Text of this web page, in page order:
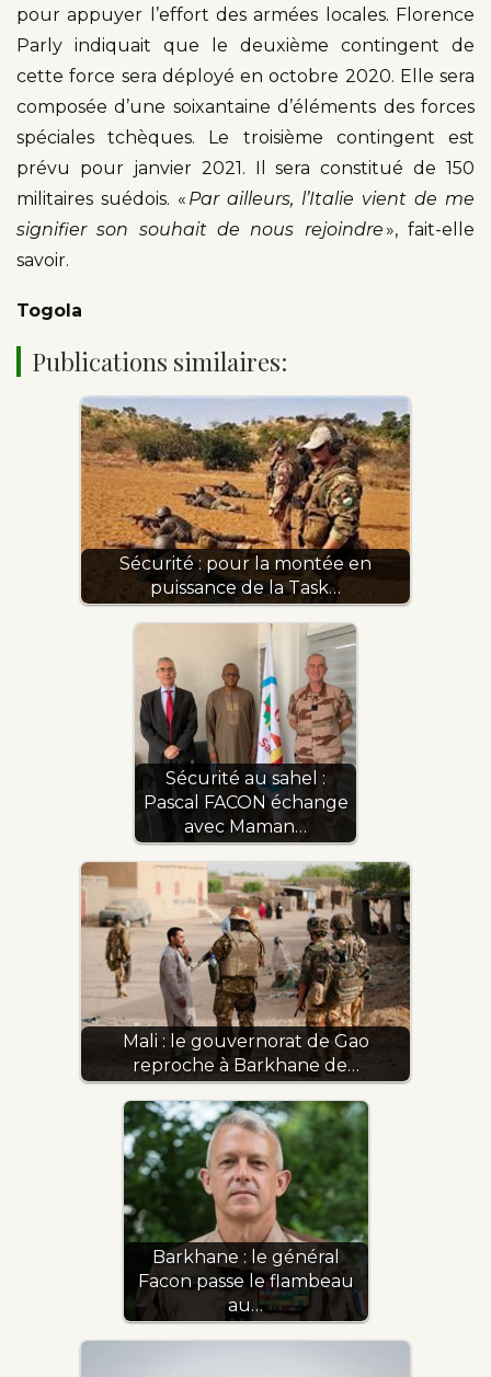
pour appuyer l’effort des armées locales. Florence
Parly indiquait que le deuxième contingent de
cette force sera déployé en octobre 2020. Elle sera
composée d’une soixantaine d’éléments des forces
spéciales tchèques. Le troisième contingent est
prévu pour janvier 2021. Il sera constitué de 150
militaires suédois. « Par ailleurs, l’Italie vient de me
signifier son souhait de nous rejoindre», fait-elle
savoir.
Togola
Publications similaires:
Sécurité : pour la montée en
puissance de la Task…
Sécurité au sahel :
Pascal FACON échange
avec Maman…
Mali : le gouvernorat de Gao
reproche à Barkhane de…
Barkhane : le général
Facon passe le flambeau
au…